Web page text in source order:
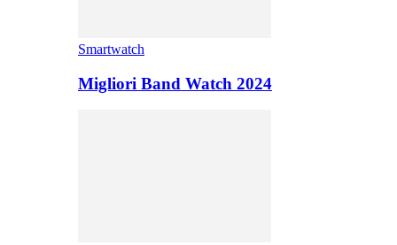
Smartwatch
Migliori Band Watch 2024